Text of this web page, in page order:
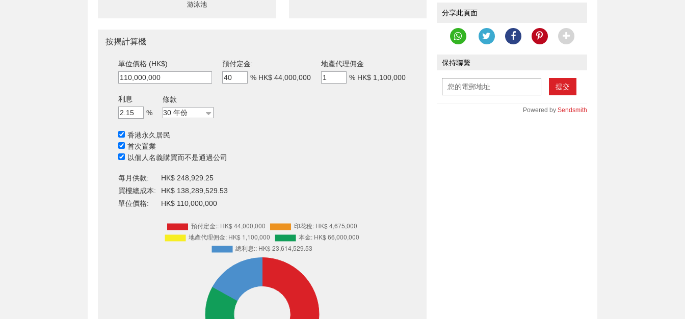
游泳池
分享此頁面
保持聯繫
提交
Powered by Sendsmith
按揭計算機
單位價格 (HK$)
預付定金:
% HK$ 44,000,000
地產代理佣金
% HK$ 1,100,000
利息
%
條款
香港永久居民
首次置業
以個人名義購買而不是通過公司
每月供款:
HK$ 248,929.25
買樓總成本:
HK$ 138,289,529.53
單位價格:
HK$ 110,000,000